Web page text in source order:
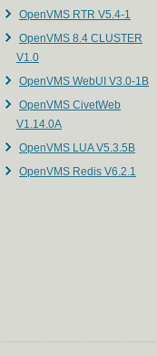
OpenVMS RTR V5.4-1
OpenVMS 8.4 CLUSTER
V1.0
OpenVMS WebUI V3.0-1B
OpenVMS CivetWeb
V1.14.0A
OpenVMS LUA V5.3.5B
OpenVMS Redis V6.2.1